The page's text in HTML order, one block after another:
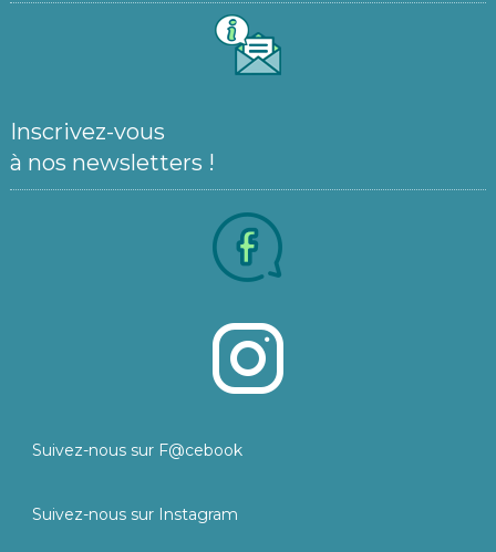
Inscrivez-vous
à nos newsletters !
Suivez-nous sur F@cebook
Suivez-nous sur Instagram